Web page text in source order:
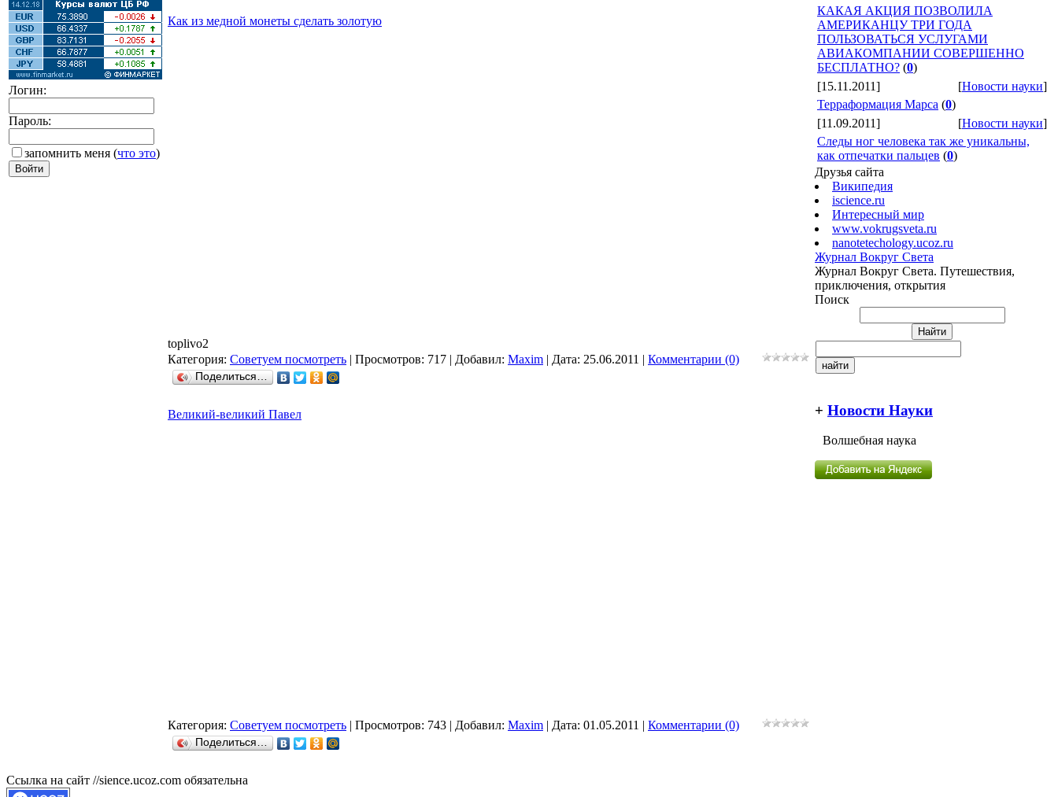
Логин:
Пароль:
запомнить меня (что это)
Как из медной монеты сделать золотую
toplivo2
Категория: Советуем посмотреть | Просмотров: 717 | Добавил: Maxim | Дата: 25.06.2011 | Комментарии (0)
Поделиться…
Великий-великий Павел
Категория: Советуем посмотреть | Просмотров: 743 | Добавил: Maxim | Дата: 01.05.2011 | Комментарии (0)
Поделиться…
КАКАЯ АКЦИЯ ПОЗВОЛИЛА
АМЕРИКАНЦУ ТРИ ГОДА
ПОЛЬЗОВАТЬСЯ УСЛУГАМИ
АВИАКОМПАНИИ СОВЕРШЕННО
БЕСПЛАТНО? (0)
[15.11.2011]
[Новости науки]
Терраформация Марса (0)
[11.09.2011]
[Новости науки]
Следы ног человека так же уникальны,
как отпечатки пальцев (0)
Друзья сайта
Википедия
iscience.ru
Интересный мир
www.vokrugsveta.ru
nanotetechology.ucoz.ru
Журнал Вокруг Света
Журнал Вокруг Света. Путешествия,
приключения, открытия
Поиск
+ Новости Науки
Волшебная наука
Ссылка на сайт //sience.ucoz.com обязательна